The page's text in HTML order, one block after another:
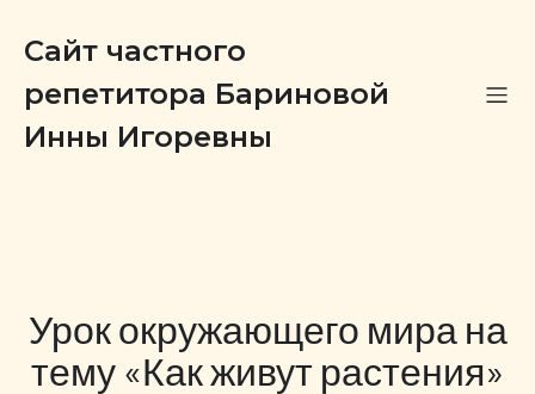
Сайт частного
репетитора Бариновой
Инны Игоревны
Урок окружающего мира на
тему «Как живут растения»